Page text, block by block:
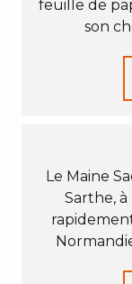
feuille de
son
Le Maine
Sarthe, à